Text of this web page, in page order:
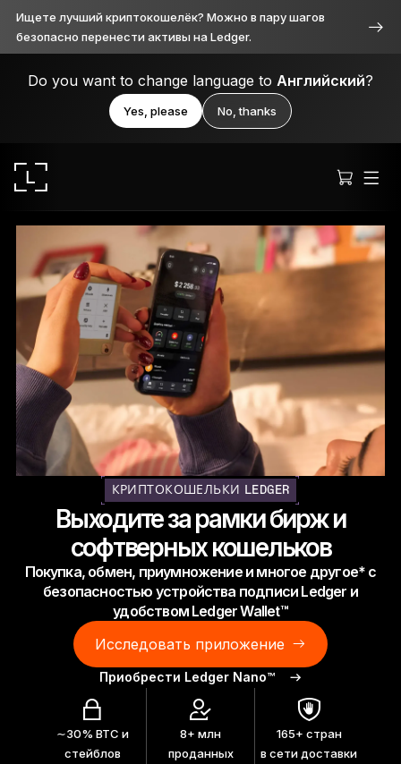
Ищете лучший криптокошелёк? Можно в пару шагов
безопасно перенести активы на Ledger.
Do you want to change language to Английский?
Yes, please No, thanks
Ledger Stax™
Продуманное во всём
Ledger Flex
Новый стандарт
Ledger NanoGen5
Возможность персонализировать
НОВЫЕ ЦВЕТА
Ledger NanoКлассика
Надёжное резервное решение для защиты
Ко всем устройствам
Аппаратные кошельки
КРИПТОКОШЕЛЬКИ LEDGER
Выходите за рамки бирж и
софтверных кошельков
Покупка, обмен, приумножение и многое другое* с
безопасностью устройства подписи Ledger и
удобством Ledger Wallet™
Исследовать приложение
Приобрести Ledger Nano™
∼30% BTC и
стейблов
8+ млн
проданных
165+ стран
в сети доставки